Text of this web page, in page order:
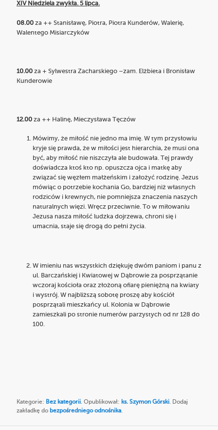
XIV Niedziela zwykła. 5 lipca.
08.00 za ++ Stanisławę, Piotra, Piotra Kunderów, Walerię,
Walentego Misiarczyków
10.00za + Sylwestra Zacharskiego –zam. Elżbieta i Bronisław
Kunderowie
12.00za ++ Halinę, Mieczysława Tęczów
Mówimy, że miłość nie jedno ma imię. W tym przysłowiu
kryje się prawda, że w miłości jest hierarchia, że musi ona
być, aby miłość nie niszczyła ale budowała. Tej prawdy
doświadcza ktoś kto np. opuszcza ojca i matkę aby
związać się węzłem małżeńskim i założyć rodzinę. Jezus
mówiąc o potrzebie kochania Go, bardziej niż własnych
rodziców i krewnych, nie pomniejsza znaczenia naszych
naturalnych więzi. Wręcz przeciwnie. To w miłowaniu
Jezusa nasza miłość ludzka dojrzewa, chroni się i
umacnia, staje się drogą do pełni życia.
W imieniu nas wszystkich dziękuję dwóm paniom i panu z
ul. Barczańskiej i Kwiatowej w Dąbrowie za posprzątanie
wczoraj kościoła oraz złożoną ofiarę pieniężną na kwiaty
i wystrój. W najbliższą sobotę proszę aby kościół
posprzątali mieszkańcy ul. Kolonia w Dąbrowie
zamieszkali po stronie numerów parzystych od nr 128 do
100.
Kategorie: Bez kategorii. Opublikował: ks. Szymon Górski. Dodaj
zakładkę do bezpośredniego odnośnika.